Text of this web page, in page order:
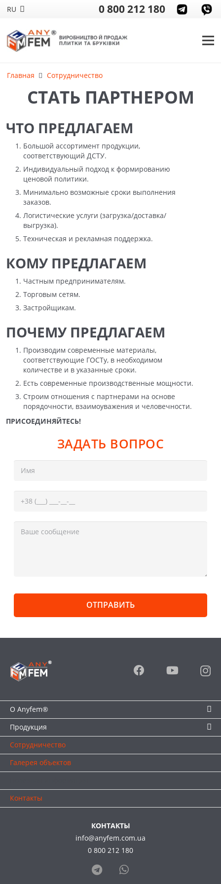
RU 0 800 212 180
Главная Сотрудничество
СТАТЬ ПАРТНЕРОМ
ЧТО ПРЕДЛАГАЕМ
Большой ассортимент продукции,
соответствующий ДСТУ.
Индивидуальный подход к формированию
ценовой политики.
Минимально возможные сроки выполнения
заказов.
Логистические услуги (загрузка/доставка/
выгрузка).
Техническая и рекламная поддержка.
КОМУ ПРЕДЛАГАЕМ
Частным предпринимателям.
Торговым сетям.
Застройщикам.
ПОЧЕМУ ПРЕДЛАГАЕМ
Производим современные материалы,
соответствующие ГОСТу, в необходимом
количестве и в указанные сроки.
Есть современные производственные мощности.
Строим отношения с партнерами на основе
порядочности, взаимоуважения и человечности.
ПРИСОЕДИНЯЙТЕСЬ!
ЗАДАТЬ ВОПРОС
О Anyfem®
Продукция
Сотрудничество
Галерея объектов
Контакты
КОНТАКТЫ
info@anyfem.com.ua
0 800 212 180